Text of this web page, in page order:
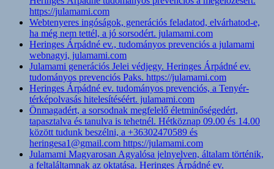
https://julamami.com
Webtenyeres ingóságok, generációs feladatod, elvárhatod-e,
ha még nem tettél, a jó sorsodért. julamami.com
Heringes Árpádné ev., tudományos prevenciós a julamami
webnagyi, julamami.com
Julamami generációs Jelei védjegy. Heringes Árpádné ev.
tudományos prevenciós Paks. https://julamami.com
Heringes Árpádné ev. tudományos prevenciós, a Tenyér-
térképolvasás hitelesítéséért. julamami.com
Önmagadért, a sorsodnak megfelelő életminőségedért,
tapasztalva és tanulva is tehetnél. Hétköznap 09.00 és 14.00
között tudunk beszélni, a +36302470589 és
heringesa1@gmail.com https://julamami.com
Julamami Magyarosan Agyalósa jelnyelven, általam történik,
a feltaláltamnak az oktatása. Heringes Árpádné ev.